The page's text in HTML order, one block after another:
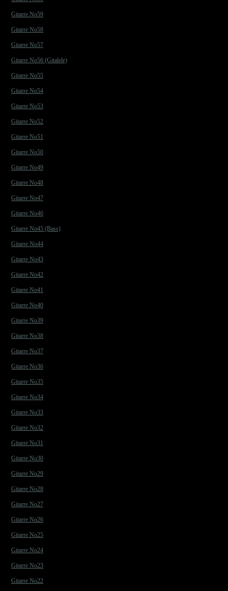
Gitarre No59
Gitarre No58
Gitarre No57
Gitarre No56 (Gitalele)
Gitarre No55
Gitarre No54
Gitarre No53
Gitarre No52
Gitarre No51
Gitarre No50
Gitarre No49
Gitarre No48
Gitarre No47
Gitarre No46
Gitarre No45 (Bass)
Gitarre No44
Gitarre No43
Gitarre No42
Gitarre No41
Gitarre No40
Gitarre No39
Gitarre No38
Gitarre No37
Gitarre No36
Gitarre No35
Gitarre No34
Gitarre No33
Gitarre No32
Gitarre No31
Gitarre No30
Gitarre No29
Gitarre No28
Gitarre No27
Gitarre No26
Gitarre No25
Gitarre No24
Gitarre No23
Gitarre No22